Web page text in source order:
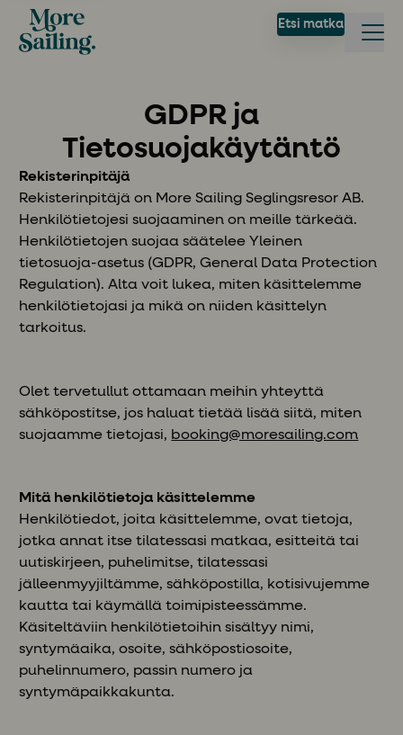
Etsi matka
GDPR ja
Tietosuojakäytäntö
Rekisterinpitäjä
Rekisterinpitäjä on More Sailing Seglingsresor AB.
Henkilötietojesi suojaaminen on meille tärkeää.
Henkilötietojen suojaa säätelee Yleinen
tietosuoja-asetus (GDPR, General Data Protection
Regulation). Alta voit lukea, miten käsittelemme
henkilötietojasi ja mikä on niiden käsittelyn
tarkoitus.
Olet tervetullut ottamaan meihin yhteyttä
sähköpostitse, jos haluat tietää lisää siitä, miten
suojaamme tietojasi, booking@moresailing.com
Mitä henkilötietoja käsittelemme
Henkilötiedot, joita käsittelemme, ovat tietoja,
jotka annat itse tilatessasi matkaa, esitteitä tai
uutiskirjeen, puhelimitse, tilatessasi
jälleenmyyjiltämme, sähköpostilla, kotisivujemme
kautta tai käymällä toimipisteessämme.
Käsiteltäviin henkilötietoihin sisältyy nimi,
syntymäaika, osoite, sähköpostiosoite,
puhelinnumero, passin numero ja
syntymäpaikkakunta.